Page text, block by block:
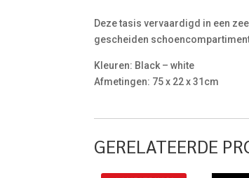
Deze tasis vervaardigd in een
gescheiden
Kleuren: Black – white
Afmetingen: 75 x 22 x 31cm
GERELATEERDE